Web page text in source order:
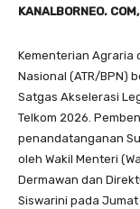
KANALBORNEO.
Kementerian Agraria
Nasional (ATR/BPN)
Satgas Akselerasi
Telkom 2026.
penandatanganan
oleh Wakil Menteri
Dermawan dan
Siswarini pada